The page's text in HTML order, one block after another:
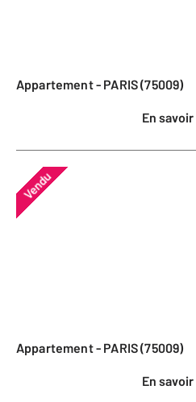
Appartement - PARIS (75009)
En
Vendu
Appartement - PARIS (75009)
En